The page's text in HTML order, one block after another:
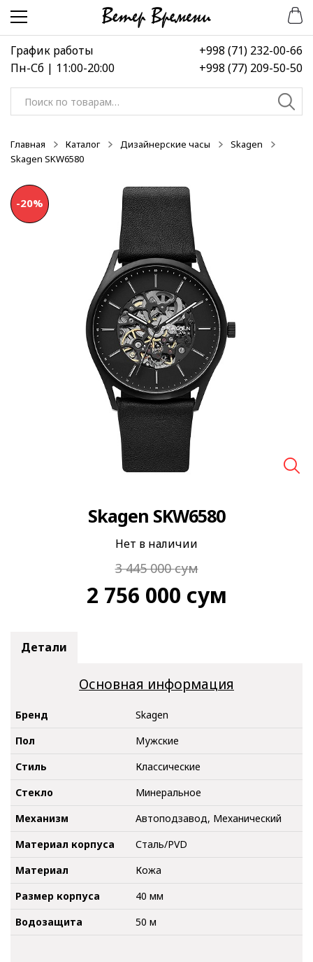
Перейти
навигации
Перейти
содержимому
График работы
Пн-Сб | 11:00-20:00
+998 (71) 232-00-66
+998 (77) 209-50-50
Искать:
Главная Каталог Дизайнерские часы
Skagen
Skagen SKW6580
-20%
Skagen SKW6580
Нет в наличии
3 445 000сум
2 756 000 сум
Детали
Основная информация
Бренд
Skagen
Пол
Мужские
Стиль
Классические
Стекло
Минеральное
Механизм
Автоподзавод, Механический
Материал корпуса
Сталь/PVD
Материал
Кожа
Размер корпуса
40 мм
Водозащита
50 м